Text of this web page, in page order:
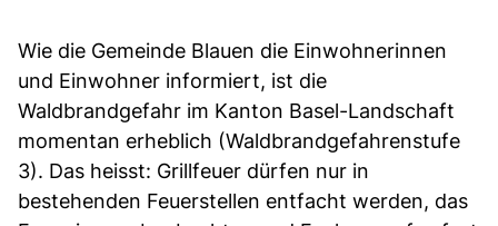
Wie die Gemeinde Blauen die Einwohnerinnen
und Einwohner informiert, ist die
Waldbrandgefahr im Kanton Basel-Landschaft
momentan erheblich (Waldbrandgefahrenstufe
3). Das heisst: Grillfeuer dürfen nur in
bestehenden Feuerstellen entfacht werden, das